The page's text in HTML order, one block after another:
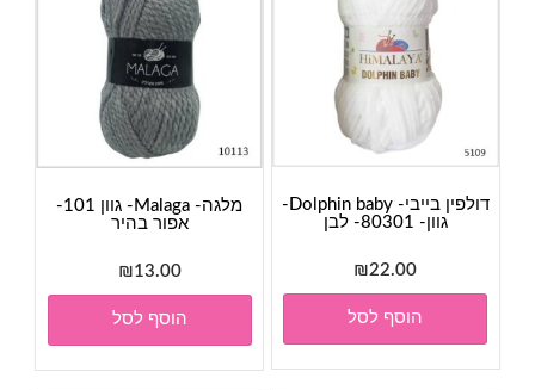
דולפין בייבי- Dolphin baby-
גוון- 80301- לבן
₪22.00
הוסף לסל
מלגה- Malaga- גוון 101-
אפור בהיר
₪13.00
הוסף לסל